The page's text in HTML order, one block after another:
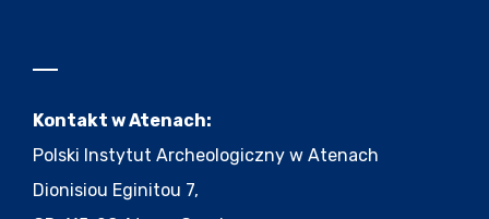
Kontakt w Atenach:
Polski Instytut Archeologiczny w Atenach
Dionisiou Eginitou 7,